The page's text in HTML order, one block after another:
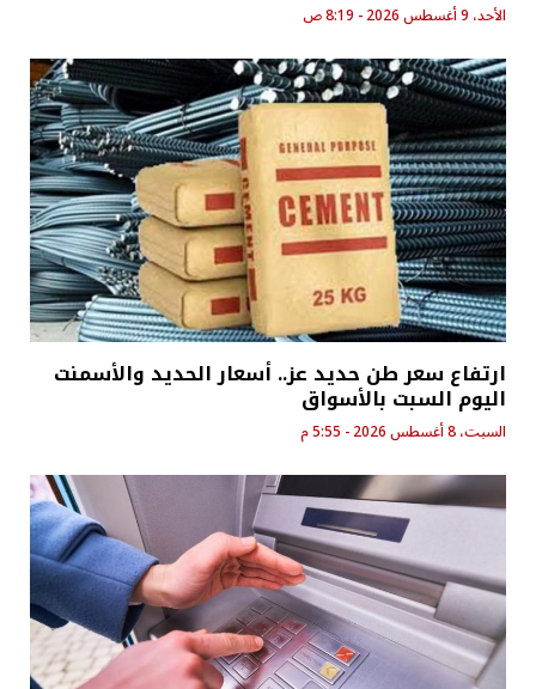
الأحد، 9 أغسطس 2026 - 8:19 ص
ارتفاع سعر طن حديد عز.. أسعار الحديد والأسمنت
اليوم السبت بالأسواق
السبت، 8 أغسطس 2026 - 5:55 م